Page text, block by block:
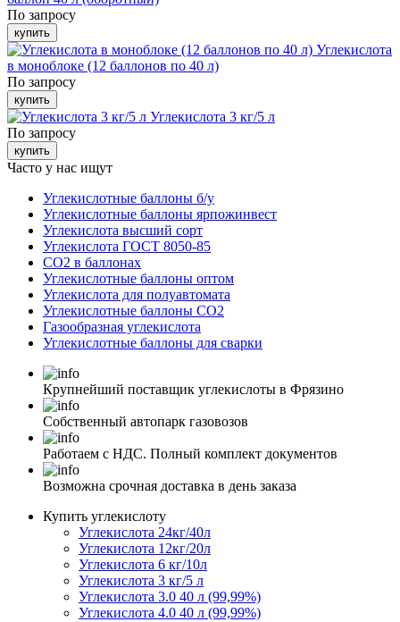
По запросу
купить
Углекислота
в моноблоке (12 баллонов по 40 л)
По запросу
купить
Углекислота 3 кг/5 л
По запросу
купить
Часто у нас ищут
Углекислотные баллоны б/у
Углекислотные баллоны ярпожинвест
Углекислота высший сорт
Углекислота ГОСТ 8050-85
CO2 в баллонах
Углекислотные баллоны оптом
Углекислота для полуавтомата
Углекислотные баллоны СО2
Газообразная углекислота
Углекислотные баллоны для сварки
Крупнейший поставщик углекислоты в Фрязино
Собственный автопарк газовозов
Работаем с НДС. Полный комплект документов
Возможна срочная доставка в день заказа
Купить углекислоту
Углекислота 24кг/40л
Углекислота 12кг/20л
Углекислота 6 кг/10л
Углекислота 3 кг/5 л
Углекислота 3.0 40 л (99,99%)
Углекислота 4.0 40 л (99,99%)